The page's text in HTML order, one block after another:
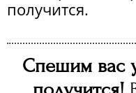
получится.
Спешим вас